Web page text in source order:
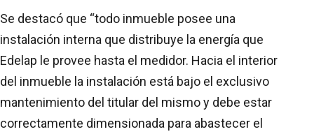
Se destacó que “todo inmueble posee una
instalación interna que distribuye la energía que
Edelap le provee hasta el medidor. Hacia el interior
del inmueble la instalación está bajo el exclusivo
mantenimiento del titular del mismo y debe estar
correctamente dimensionada para abastecer el